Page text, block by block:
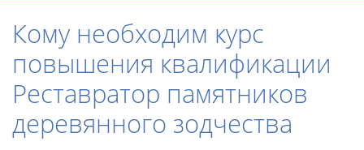
Кому необходим курс
повышения квалификации
Реставратор памятников
деревянного зодчества